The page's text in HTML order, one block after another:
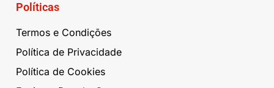
Políticas
Termos e Condições
Política de Privacidade
Política de Cookies